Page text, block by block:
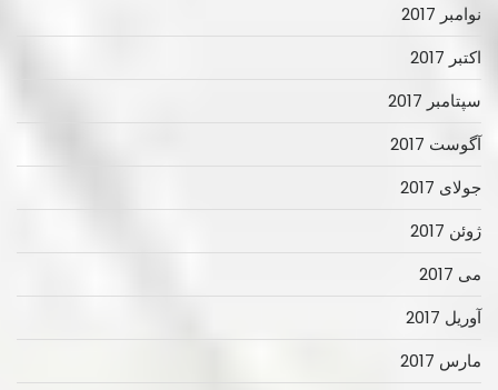
نوامبر 2017
اکتبر 2017
سپتامبر 2017
آگوست 2017
جولای 2017
ژوئن 2017
می 2017
آوریل 2017
مارس 2017